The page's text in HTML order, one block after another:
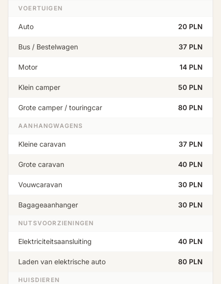
VOERTUIGEN
Auto 20 PLN
Bus / Bestelwagen 37 PLN
Motor 14 PLN
Klein camper 50 PLN
Grote camper / touringcar 80 PLN
AANHANGWAGENS
Kleine caravan 37 PLN
Grote caravan 40 PLN
Vouwcaravan 30 PLN
Bagageaanhanger 30 PLN
NUTSVOORZIENINGEN
Elektriciteitsaansluiting 40 PLN
Laden van elektrische auto 80 PLN
HUISDIEREN